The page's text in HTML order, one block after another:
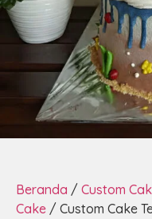
Beranda / Custom
Cake / Custom Cake